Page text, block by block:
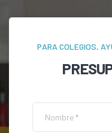
PARA COLEGIOS,